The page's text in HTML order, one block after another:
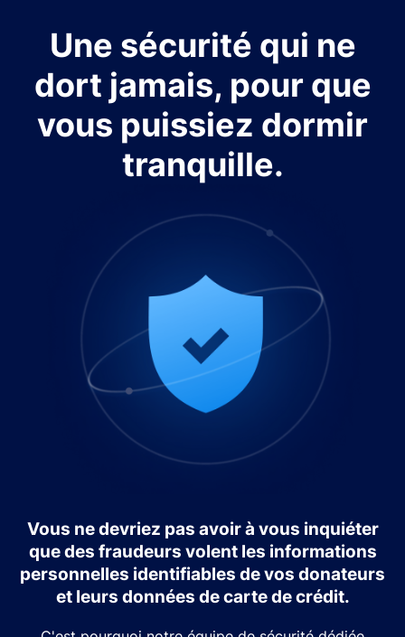
Une sécurité qui ne
dort jamais, pour que
vous puissiez dormir
tranquille.
Vous ne devriez pas avoir à vous inquiéter
que des fraudeurs volent les informations
personnelles identifiables de vos donateurs
et leurs données de carte de crédit.